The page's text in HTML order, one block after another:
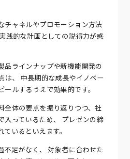
チャネルやプロモーション方法
践的な計画としての説得力が感
品ラインナップや新機能開発の
は、 中長期的な成長やイノベー
ルするうえで効果的です。
全体の要点を振り返りつつ、社
入っているため、 プレゼンの締
いるといえます。
不足がなく、 対象者に合わせた